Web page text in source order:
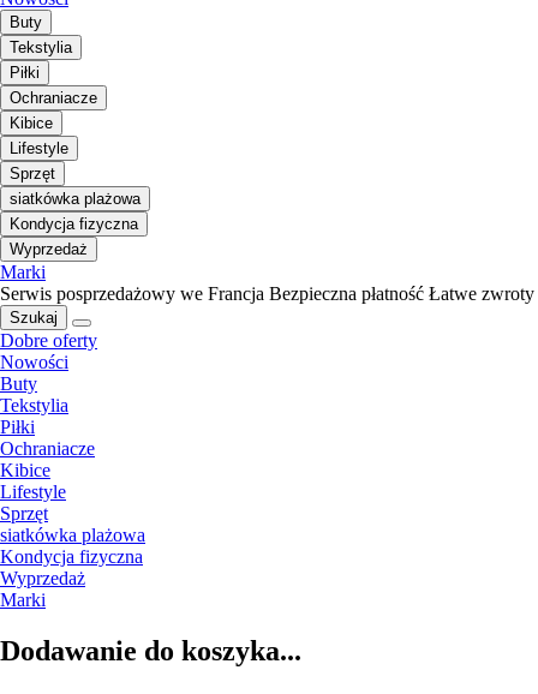
Buty
Tekstylia
Piłki
Ochraniacze
Kibice
Lifestyle
Sprzęt
siatkówka plażowa
Kondycja fizyczna
Wyprzedaż
Marki
Serwis posprzedażowy we Francja Bezpieczna płatność Łatwe zwroty
Szukaj
Dobre oferty
Nowości
Buty
Tekstylia
Piłki
Ochraniacze
Kibice
Lifestyle
Sprzęt
siatkówka plażowa
Kondycja fizyczna
Wyprzedaż
Marki
Dodawanie do koszyka...